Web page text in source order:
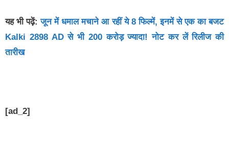
यह भी पढ़ें:जून में धमाल मचाने आ रहीं ये 8 फिल्में, इनमें से एक का बजट
Kalki 2898 AD से भी 200 करोड़ ज्यादा! नोट कर लें रिलीज की
तारीख
[ad_2]